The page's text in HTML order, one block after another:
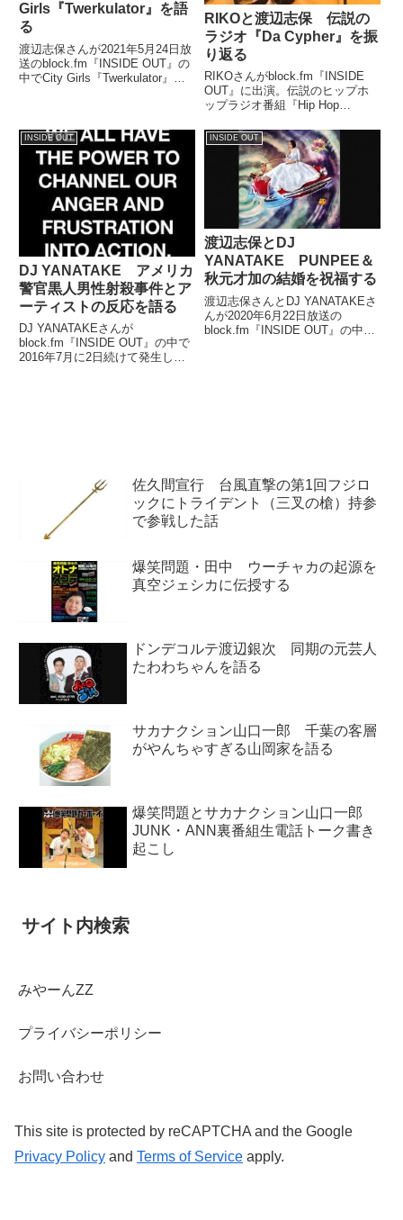
Girls『Twerkulator』を語
る
渡辺志保さんが2021年5月24日放
送のblock.fm『INSIDE OUT』の
中でCity Girls『Twerkulator』を
RIKOと渡辺志保 伝説の
ラジオ『Da Cypher』を振
り返る
RIKOさんがblock.fm『INSIDE
OUT』に出演。伝説のヒップホ
ップラジオ番組『Hip Hop
渡辺志保さんとともに振り返って
いました。今夜5/2(月) 22:00
#blockfm...
INSIDE OUT
DJ YANATAKE アメリカ
警官黒人男性射殺事件とア
ーティストの反応を語る
DJ YANATAKEさんが
block.fm『INSIDE OUT』の中で
2016年7月に2日続けて発生した
INSIDE OUT
渡辺志保とDJ
YANATAKE PUNPEE＆
秋元才加の結婚を祝福する
渡辺志保さんとDJ YANATAKEさ
んが2020年6月22日放送の
block.fm『INSIDE OUT』の中で
佐久間宣行 台風直撃の第1回フジロ
ックにトライデント（三叉の槍）持参
で参戦した話
爆笑問題・田中 ウーチャカの起源を
真空ジェシカに伝授する
ドンデコルテ渡辺銀次 同期の元芸人
たわわちゃんを語る
サカナクション山口一郎 千葉の客層
がやんちゃすぎる山岡家を語る
爆笑問題とサカナクション山口一郎
JUNK・ANN裏番組生電話トーク書き
起こし
サイト内検索
みやーんZZ
プライバシーポリシー
お問い合わせ
This site is protected by reCAPTCHA and the Google
Privacy Policy and Terms of Service apply.